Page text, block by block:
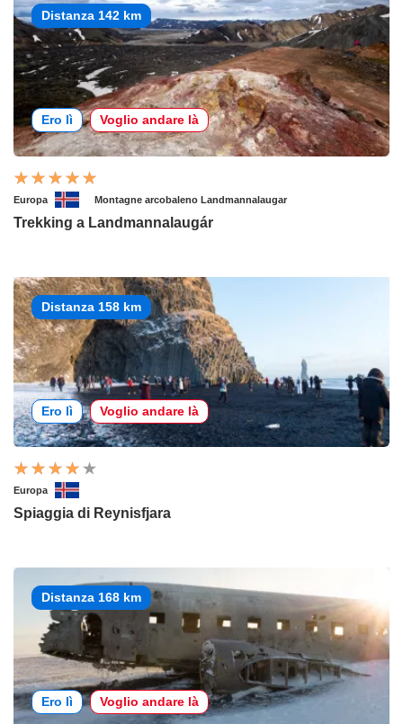
Distanza 142 km
Ero lì Voglio andare là
Europa Montagne arcobaleno Landmannalaugar
Trekking a Landmannalaugár
Distanza 158 km
Ero lì Voglio andare là
Europa
Spiaggia di Reynisfjara
Distanza 168 km
Ero lì Voglio andare là